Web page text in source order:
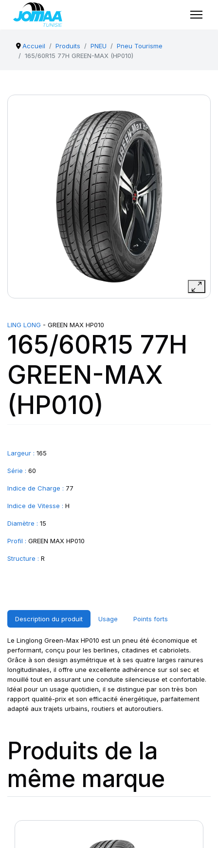
Accueil Produits PNEU
Pneu Tourisme
165/60R15 77H GREEN-MAX (HP010)
LING LONG - GREEN MAX HP010
165/60R15 77H
GREEN-MAX
(HP010)
Largeur : 165
Série : 60
Indice de Charge : 77
Indice de Vitesse : H
Diamètre : 15
Profil : GREEN MAX HP010
Structure : R
Description du produit Usage Points forts
Le Linglong Green-Max HP010 est un pneu été économique et
performant, conçu pour les berlines, citadines et cabriolets.
Grâce à son design asymétrique et à ses quatre larges rainures
longitudinales, il offre une excellente adhérence sur sol sec et
mouillé tout en assurant une conduite silencieuse et confortable.
Idéal pour un usage quotidien, il se distingue par son très bon
rapport qualité-prix et son efficacité énergétique, parfaitement
adapté aux trajets urbains, routiers et autoroutiers.
Produits de la
même marque